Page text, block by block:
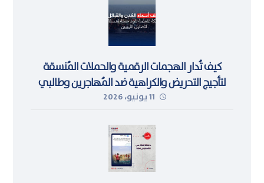
كيف تُدار الهجمات الرقمية والحملات المُنسقة
لتأجيج التحريض والكراهية ضد المُهاجرين وطالبي
اللجوء في ليبيا
11 يونيو، 2026